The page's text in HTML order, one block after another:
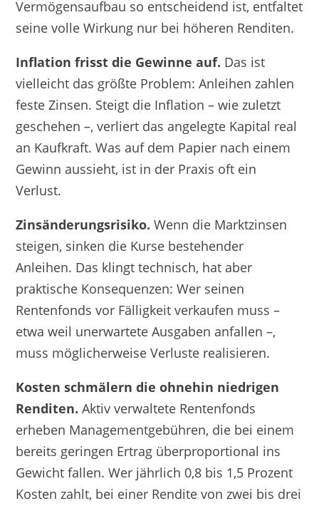
Vermögensaufbau so entscheidend ist, entfaltet
seine volle Wirkung nur bei höheren Renditen.
Inflation frisst die Gewinne auf. Das ist
vielleicht das größte Problem: Anleihen zahlen
feste Zinsen. Steigt die Inflation – wie zuletzt
geschehen –, verliert das angelegte Kapital real
an Kaufkraft. Was auf dem Papier nach einem
Gewinn aussieht, ist in der Praxis oft ein
Verlust.
Zinsänderungsrisiko. Wenn die Marktzinsen
steigen, sinken die Kurse bestehender
Anleihen. Das klingt technisch, hat aber
praktische Konsequenzen: Wer seinen
Rentenfonds vor Fälligkeit verkaufen muss –
etwa weil unerwartete Ausgaben anfallen –,
muss möglicherweise Verluste realisieren.
Kosten schmälern die ohnehin niedrigen
Renditen. Aktiv verwaltete Rentenfonds
erheben Managementgebühren, die bei einem
bereits geringen Ertrag überproportional ins
Gewicht fallen. Wer jährlich 0,8 bis 1,5 Prozent
Kosten zahlt, bei einer Rendite von zwei bis drei